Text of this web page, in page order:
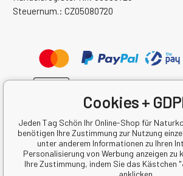
Steuernum.: CZ05080720
Cookies +
Jeden Tag Schön Ihr Online-Shop für
benötigen Ihre Zustimmung zur Nutzung
unter anderem Informationen zu Ihren
Personalisierung von Werbung anzeigen zu
Ihre Zustimmung, indem Sie das Kästchen
anklicken.